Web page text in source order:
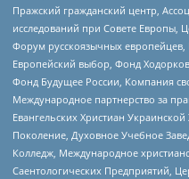
Пражский гражданский центр,
исследований при Совете Европы,
Форум русскоязычных
Европейский выбор, Фонд
Фонд Будущее России, Компания
Международное партнерство за
Евангельских Христиан
Поколение, Духовное Учебное
Колледж, Международное
Саентологических Предприятий,